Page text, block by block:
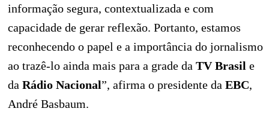
informação segura, contextualizada e com
capacidade de gerar reflexão. Portanto, estamos
reconhecendo o papel e a importância do jornalismo
ao trazê-lo ainda mais para a grade da TV Brasil e
da Rádio Nacional”, afirma o presidente da EBC,
André Basbaum.